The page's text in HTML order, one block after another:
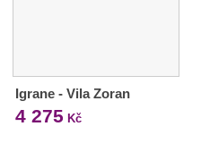
Igrane - Vila Zoran
4 275 Kč